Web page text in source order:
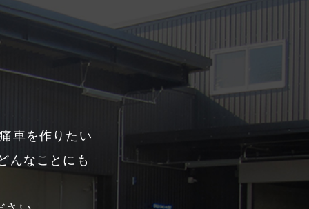
車を作りたい
んなことにも